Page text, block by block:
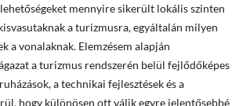
mennyire sikerült lokális szinten
a turizmusra, egyáltalán milyen
a vonalaknak. Elemzésem alapján
a turizmus rendszerén belül fejlődőképes
a technikai fejlesztések és a
hogy különösen ott válik egyre jelentősebbé